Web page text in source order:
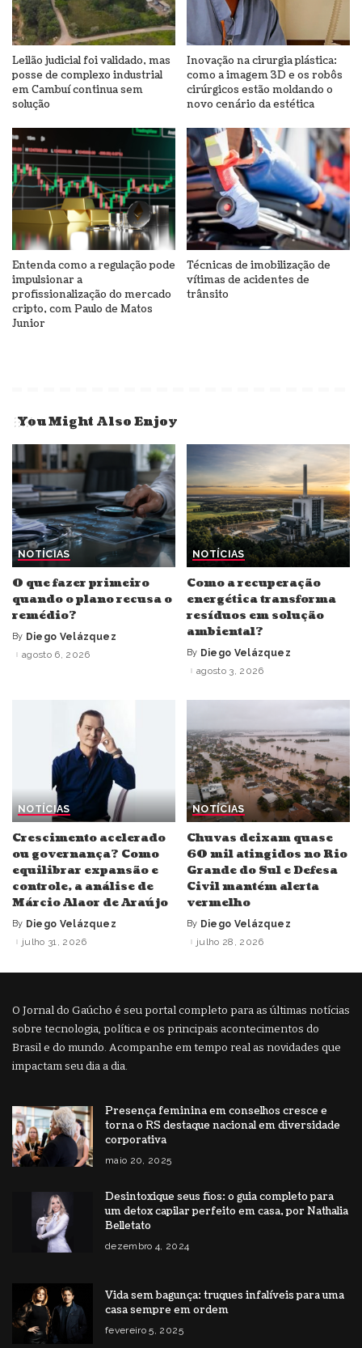
Leilão judicial foi validado, mas
posse de complexo industrial
em Cambuí continua sem
solução
Inovação na cirurgia plástica:
como a imagem 3D e os robôs
cirúrgicos estão moldando o
novo cenário da estética
Entenda como a regulação pode
impulsionar a
profissionalização do mercado
cripto, com Paulo de Matos
Junior
Técnicas de imobilização de
vítimas de acidentes de
trânsito
You Might Also Enjoy
NOTÍCIAS
O que fazer primeiro
quando o plano recusa o
remédio?
Posted
by
By Diego Velázquez
agosto 6, 2026
NOTÍCIAS
Como a recuperação
energética transforma
resíduos em solução
ambiental?
Posted
by
By Diego Velázquez
agosto 3, 2026
NOTÍCIAS
Crescimento acelerado
ou governança? Como
equilibrar expansão e
controle, a análise de
Márcio Alaor de Araújo
Posted
by
By Diego Velázquez
julho 31, 2026
NOTÍCIAS
Chuvas deixam quase
60 mil atingidos no Rio
Grande do Sul e Defesa
Civil mantém alerta
vermelho
Posted
by
By Diego Velázquez
julho 28, 2026
O Jornal do Gaúcho é seu portal completo para as últimas notícias
sobre tecnologia, política e os principais acontecimentos do
Brasil e do mundo. Acompanhe em tempo real as novidades que
impactam seu dia a dia.
Presença feminina em conselhos cresce e
torna o RS destaque nacional em diversidade
corporativa
maio 20, 2025
Desintoxique seus fios: o guia completo para
um detox capilar perfeito em casa, por Nathalia
Belletato
dezembro 4, 2024
Vida sem bagunça: truques infalíveis para uma
casa sempre em ordem
fevereiro 5, 2025